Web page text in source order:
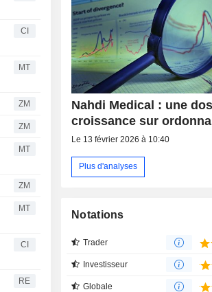
CI
MT
ZM
ZM
MT
ZM
MT
CI
RE
Nahdi Medical : une
croissance sur
Le 13 février 2026 à 10:40
Plus d'analyses
Notations
Trader
Investisseur
Globale